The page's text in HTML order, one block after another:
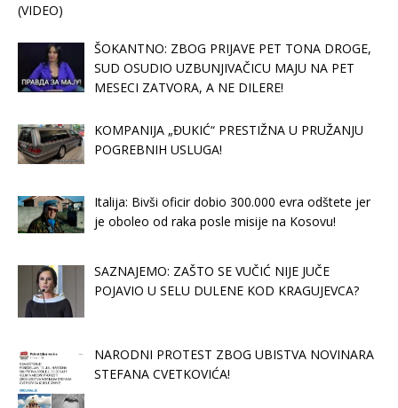
(VIDEO)
ŠOKANTNO: ZBOG PRIJAVE PET TONA DROGE,
SUD OSUDIO UZBUNJIVAČICU MAJU NA PET
MESECI ZATVORA, A NE DILERE!
KOMPANIJA „ĐUKIĆ“ PRESTIŽNA U PRUŽANJU
POGREBNIH USLUGA!
Italija: Bivši oficir dobio 300.000 evra odštete jer
je oboleo od raka posle misije na Kosovu!
SAZNAJEMO: ZAŠTO SE VUČIĆ NIJE JUČE
POJAVIO U SELU DULENE KOD KRAGUJEVCA?
NARODNI PROTEST ZBOG UBISTVA NOVINARA
STEFANA CVETKOVIĆA!